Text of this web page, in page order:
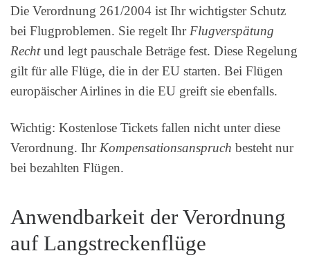
Die Verordnung 261/2004 ist Ihr wichtigster Schutz
bei Flugproblemen. Sie regelt Ihr Flugverspätung
Rechtund legt pauschale Beträge fest. Diese Regelung
gilt für alle Flüge, die in der EU starten. Bei Flügen
europäischer Airlines in die EU greift sie ebenfalls.
Wichtig: Kostenlose Tickets fallen nicht unter diese
Verordnung. Ihr Kompensationsanspruch besteht nur
bei bezahlten Flügen.
Anwendbarkeit der Verordnung
auf Langstreckenflüge